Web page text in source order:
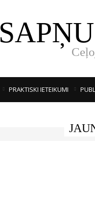
PRAKTISKI IETEIKUMI